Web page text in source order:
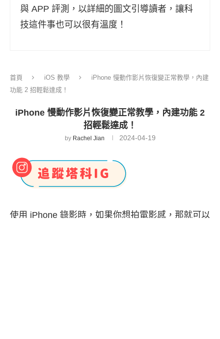
與 APP 評測，以詳細的圖文引導讀者，讓科
技這件事也可以很有溫度！
首頁 iOS 教學
iPhone 慢動作影片恢復變正常教學，內建
功能 2 招輕鬆達成！
iPhone 慢動作影片恢復變正常教學，內建功能 2
招輕鬆達成！
by Rachel Jian 2024-04-19
使用 iPhone 錄影時，如果你想拍電影感，那就可以